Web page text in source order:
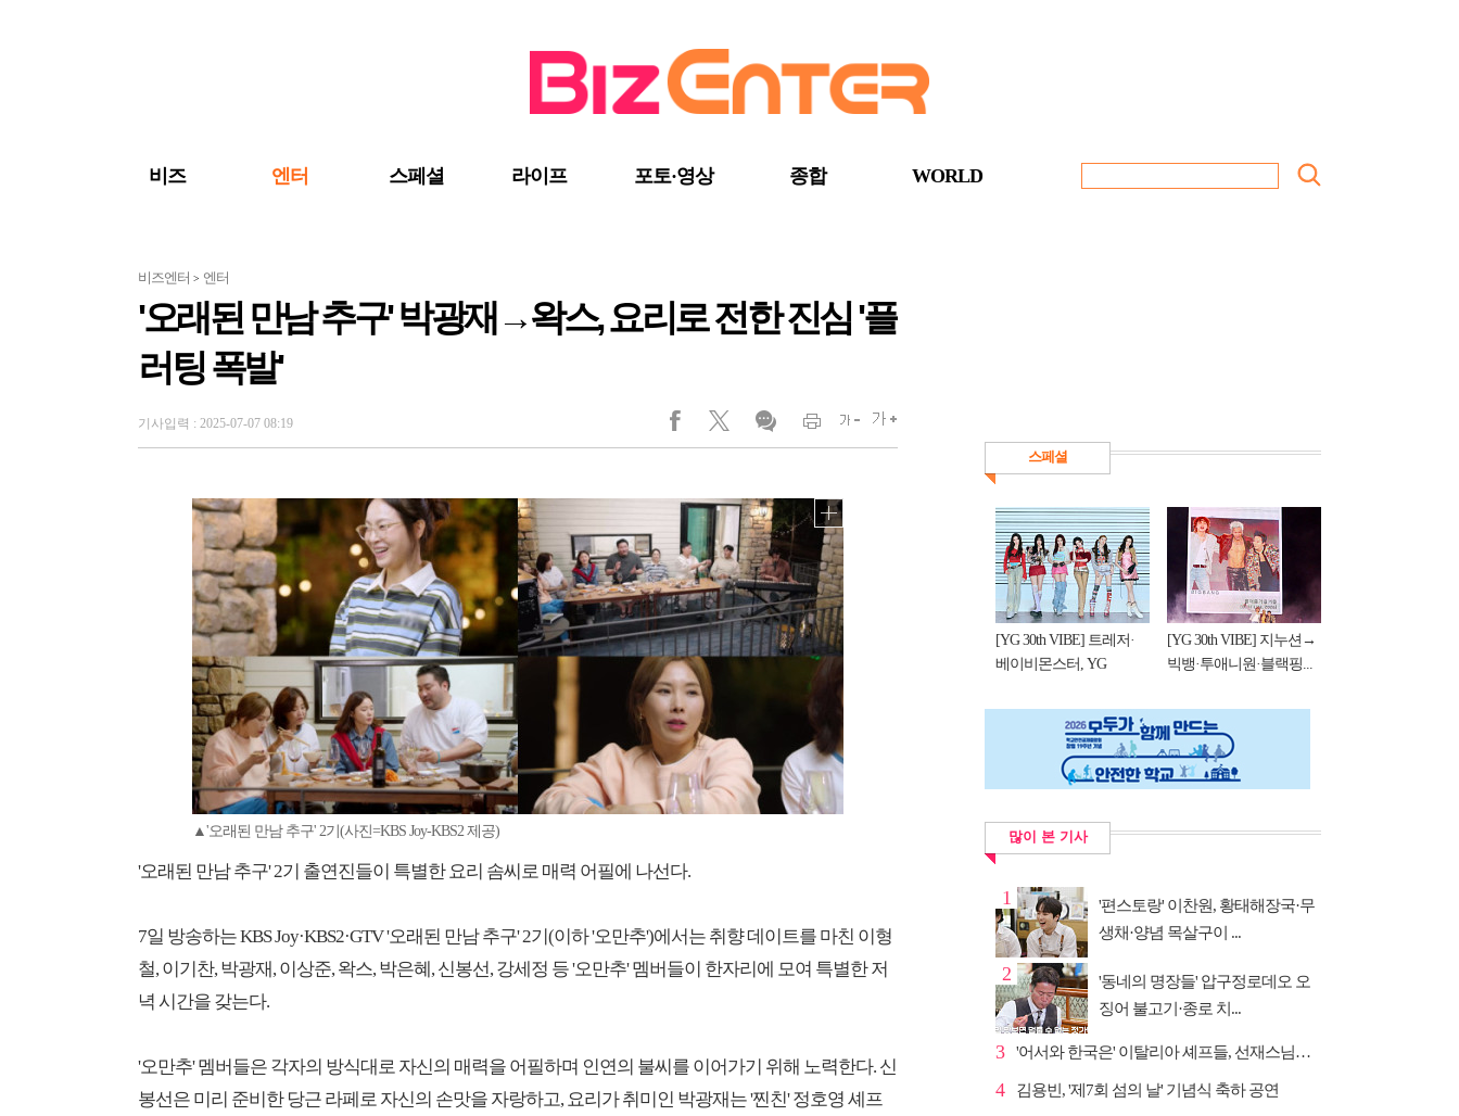
비즈 엔터 스페셜 라이프 포토·영상 종합 WORLD
비즈엔터 > 엔터
'오래된 만남 추구' 박광재→왁스, 요리로 전한 진심 '플
러팅 폭발'
기사입력 : 2025-07-07 08:19
▲'오래된 만남 추구' 2기(사진=KBS Joy-KBS2 제공)
'오래된 만남 추구' 2기 출연진들이 특별한 요리 솜씨로 매력 어필에 나선다.
7일 방송하는 KBS Joy·KBS2·GTV '오래된 만남 추구' 2기(이하 '오만추')에서는 취향 데이트를 마친 이형
철, 이기찬, 박광재, 이상준, 왁스, 박은혜, 신봉선, 강세정 등 '오만추' 멤버들이 한자리에 모여 특별한 저
녁 시간을 갖는다.
'오만추' 멤버들은 각자의 방식대로 자신의 매력을 어필하며 인연의 불씨를 이어가기 위해 노력한다. 신
봉선은 미리 준비한 당근 라페로 자신의 손맛을 자랑하고, 요리가 취미인 박광재는 '찐친' 정호영 셰프
스페셜
[YG 30th VIBE] 트레저·
베이비몬스터, YG
[YG 30th VIBE] 지누션→
빅뱅·투애니원·블랙핑...
많이 본 기사
1
'편스토랑' 이찬원, 황태해장국·무
생채·양념 목살구이 ...
2
'동네의 명장들' 압구정로데오 오
징어 불고기·종로 치...
3 '어서와 한국은' 이탈리아 셰프들, 선재스님→라연 차도...
4 김용빈, '제7회 섬의 날' 기념식 축하 공연